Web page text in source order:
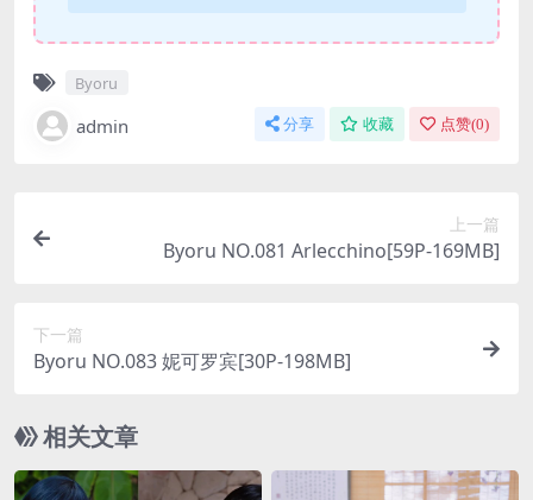
Byoru
admin 分享 收藏 点赞(0)
上一篇
Byoru NO.081 Arlecchino[59P-169MB]
下一篇
Byoru NO.083 妮可罗宾[30P-198MB]
相关文章